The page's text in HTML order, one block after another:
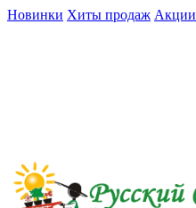
Новинки Хиты продаж Акции